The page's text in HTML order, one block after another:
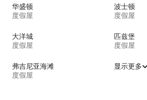
华盛顿
度假屋
波士顿
度假屋
大洋城
度假屋
匹兹堡
度假屋
弗吉尼亚海滩
度假屋
显示更多